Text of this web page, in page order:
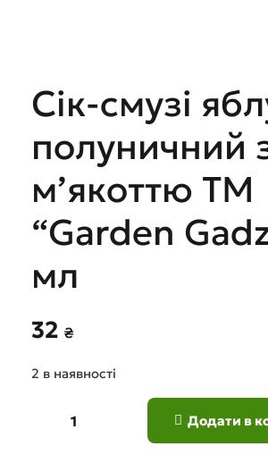
Сік-смузі
полуничний
м’якоттю ТМ
“Garden
мл
32 ₴
2 в наявності
Додати в